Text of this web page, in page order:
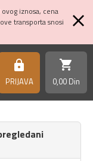
iznosa, cena
transporta snosi
https
PRIJAVA
shopping_cart
0,00 Din